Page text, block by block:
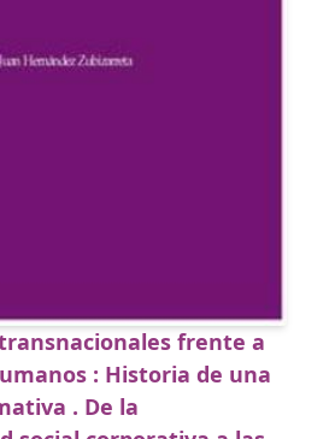
frente a
: Historia de una
. De la